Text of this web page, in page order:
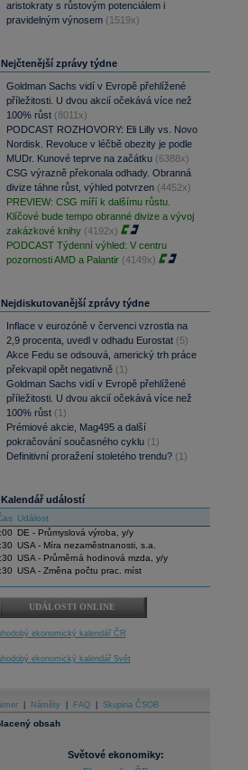
aristokraty s růstovým potenciálem i
pravidelným výnosem (1519x)
Nejčtenější zprávy týdne
Goldman Sachs vidí v Evropě přehlížené
příležitosti. U dvou akcií očekává více než
100% růst (8011x)
PODCAST ROZHOVORY: Eli Lilly vs. Novo
Nordisk. Revoluce v léčbě obezity je podle
MUDr. Kunové teprve na začátku (6388x)
CSG výrazně překonala odhady. Obranná
divize táhne růst, výhled potvrzen (4452x)
PREVIEW: CSG míří k dalšímu růstu.
Klíčové bude tempo obranné divize a vývoj
zakázkové knihy (4192x)
PODCAST Týdenní výhled: V centru
pozornosti AMD a Palantir (4149x)
Nejdiskutovanější zprávy týdne
Inflace v eurozóně v červenci vzrostla na
2,9 procenta, uvedl v odhadu Eurostat (5)
Akce Fedu se odsouvá, americký trh práce
překvapil opět negativně (1)
Goldman Sachs vidí v Evropě přehlížené
příležitosti. U dvou akcií očekává více než
100% růst (1)
Prémiové akcie, Mag495 a další
pokračování současného cyklu (1)
Definitivní proražení stoletého trendu? (1)
Kalendář událostí
Událost
DE - Průmyslová výroba, y/y
USA - Míra nezaměstnanosti, s.a.
USA - Průměrná hodinová mzda, y/y
USA - Změna počtu prac. míst
UDÁLOSTI ONLINE
ekonomický kalendář ČR
ekonomický kalendář Svět
Náměty FAQ Skupina ČSOB
obsah
Světové ekonomiky: